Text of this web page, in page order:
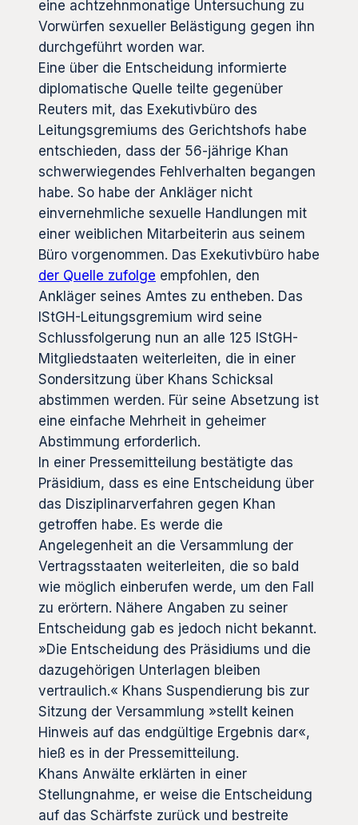
eine achtzehnmonatige Untersuchung zu
Vorwürfen sexueller Belästigung gegen ihn
durchgeführt worden war.
Eine über die Entscheidung informierte
diplomatische Quelle teilte gegenüber
Reuters mit, das Exekutivbüro des
Leitungsgremiums des Gerichtshofs habe
entschieden, dass der 56-jährige Khan
schwerwiegendes Fehlverhalten begangen
habe. So habe der Ankläger nicht
einvernehmliche sexuelle Handlungen mit
einer weiblichen Mitarbeiterin aus seinem
Büro vorgenommen. Das Exekutivbüro habe
der Quelle zufolge empfohlen, den
Ankläger seines Amtes zu entheben. Das
IStGH-Leitungsgremium wird seine
Schlussfolgerung nun an alle 125 IStGH-
Mitgliedstaaten weiterleiten, die in einer
Sondersitzung über Khans Schicksal
abstimmen werden. Für seine Absetzung ist
eine einfache Mehrheit in geheimer
Abstimmung erforderlich.
In einer Pressemitteilung bestätigte das
Präsidium, dass es eine Entscheidung über
das Disziplinarverfahren gegen Khan
getroffen habe. Es werde die
Angelegenheit an die Versammlung der
Vertragsstaaten weiterleiten, die so bald
wie möglich einberufen werde, um den Fall
zu erörtern. Nähere Angaben zu seiner
Entscheidung gab es jedoch nicht bekannt.
»Die Entscheidung des Präsidiums und die
dazugehörigen Unterlagen bleiben
vertraulich.« Khans Suspendierung bis zur
Sitzung der Versammlung »stellt keinen
Hinweis auf das endgültige Ergebnis dar«,
hieß es in der Pressemitteilung.
Khans Anwälte erklärten in einer
Stellungnahme, er weise die Entscheidung
auf das Schärfste zurück und bestreite